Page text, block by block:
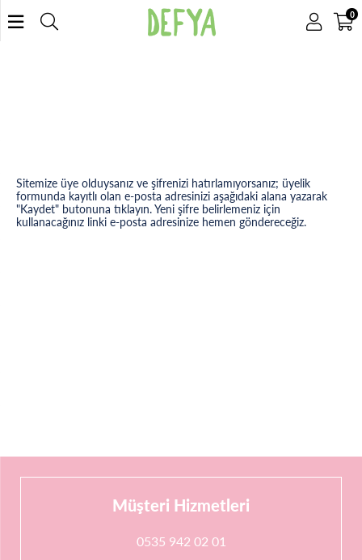
0
Sitemize üye olduysanız ve şifrenizi hatırlamıyorsanız; üyelik
formunda kayıtlı olan e-posta adresinizi aşağıdaki alana yazarak
"Kaydet" butonuna tıklayın. Yeni şifre belirlemeniz için
kullanacağınız linki e-posta adresinize hemen göndereceğiz.
Müşteri Hizmetleri
0535 942 02 01